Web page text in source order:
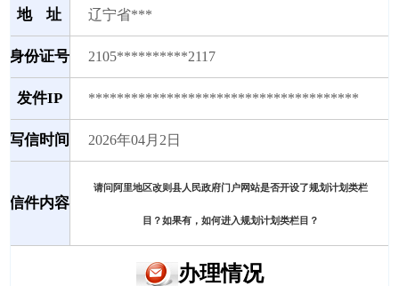
地 址 辽宁省***
身份证号 2105**********2117
发件IP **************************************
写信时间 2026年04月2日
信件内容
请问阿里地区改则县人民政府门户网站是否开设了规划计划类栏
目？如果有，如何进入规划计划类栏目？
办理情况